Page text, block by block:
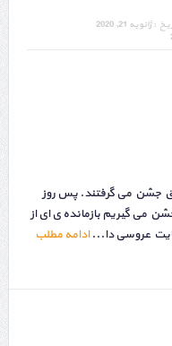
:ژانویه 21, 2020
جشن می گرفتند. پس روز
می گیریم بازمانده ی ای از
عروسی دا...ادامه مطلب